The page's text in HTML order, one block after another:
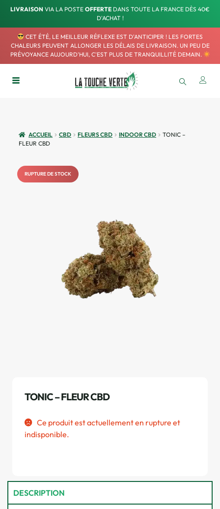
LIVRAISON VIA LA POSTE OFFERTE DANS TOUTE LA FRANCE DÈS 40€
D'ACHAT !
CET ÉTÉ, LE MEILLEUR RÉFLEXE EST D'ANTICIPER ! LES FORTES
CHALEURS PEUVENT ALLONGER LES DÉLAIS DE LIVRAISON. UN PEU DE
PRÉVOYANCE AUJOURD'HUI, C'EST PLUS DE TRANQUILLITÉ DEMAIN.
ACCUEIL CBD FLEURS CBD INDOOR CBD
TONIC –
FLEUR CBD
RUPTURE DE STOCK
TONIC – FLEUR CBD
Ce produit est actuellement en rupture et
indisponible.
DESCRIPTION